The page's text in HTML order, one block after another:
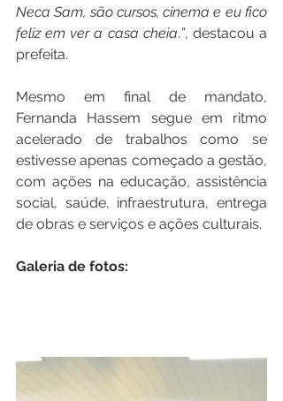
Neca Sam, são cursos, cinema e eu fico
feliz em ver a casa cheia.”, destacou a
prefeita.
Mesmo em final de mandato,
Fernanda Hassem segue em ritmo
acelerado de trabalhos como se
estivesse apenas começado a gestão,
com ações na educação, assistência
social, saúde, infraestrutura, entrega
de obras e serviços e ações culturais.
Galeria de fotos: